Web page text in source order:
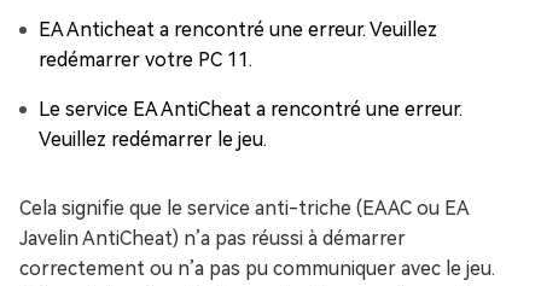
EA Anticheat a rencontré une erreur. Veuillez
redémarrer votre PC 11.
Le service EA AntiCheat a rencontré une erreur.
Veuillez redémarrer le jeu.
Cela signifie que le service anti-triche (EAAC ou EA
Javelin AntiCheat) n’a pas réussi à démarrer
correctement ou n’a pas pu communiquer avec le jeu.